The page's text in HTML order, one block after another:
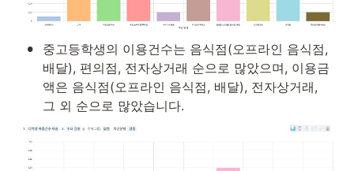
•
중고등학생의 이용건수는 음식점(오프라인 음식점,
배달), 편의점, 전자상거래 순으로 많았으며, 이용금
액은 음식점(오프라인 음식점, 배달), 전자상거래,
그 외 순으로 많았습니다.